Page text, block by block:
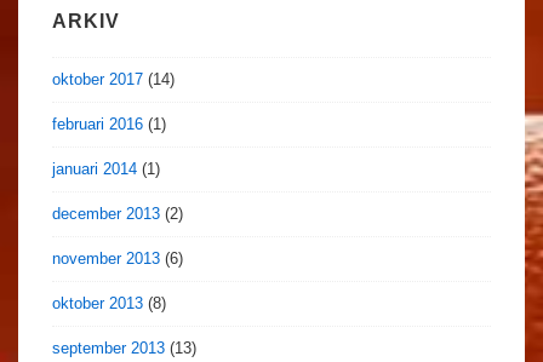
ARKIV
oktober 2017 (14)
februari 2016 (1)
januari 2014 (1)
december 2013 (2)
november 2013 (6)
oktober 2013 (8)
september 2013 (13)